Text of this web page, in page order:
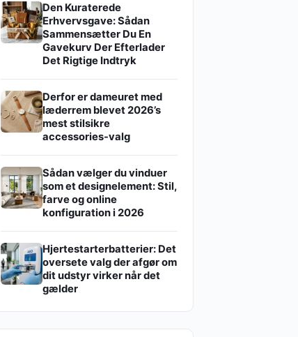
Den Kuraterede
Erhvervsgave: Sådan
Sammensætter Du En
Gavekurv Der Efterlader
Det Rigtige Indtryk
Derfor er dameuret med
læderrem blevet 2026’s
mest stilsikre
accessories-valg
Sådan vælger du vinduer
som et designelement: Stil,
farve og online
konfiguration i 2026
Hjertestarterbatterier: Det
oversete valg der afgør om
dit udstyr virker når det
gælder